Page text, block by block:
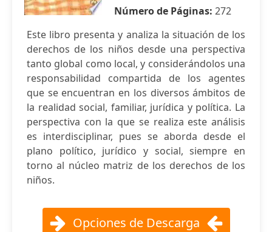
Número de Páginas: 272
Este libro presenta y analiza la situación de los
derechos de los niños desde una perspectiva
tanto global como local, y considerándolos una
responsabilidad compartida de los agentes
que se encuentran en los diversos ámbitos de
la realidad social, familiar, jurídica y política. La
perspectiva con la que se realiza este análisis
es interdisciplinar, pues se aborda desde el
plano político, jurídico y social, siempre en
torno al núcleo matriz de los derechos de los
niños.
Opciones de Descarga